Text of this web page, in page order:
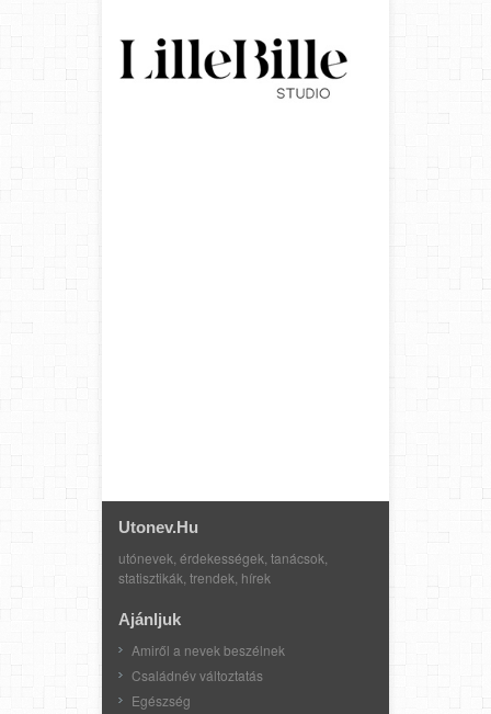
Utonev.hu
utónevek, érdekességek, tanácsok,
statisztikák, trendek, hírek
Ajánljuk
Amiről a nevek beszélnek
Családnév változtatás
Egészség